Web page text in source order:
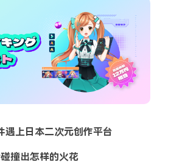
遇上日本二次元创作平台
撞出怎样的火花